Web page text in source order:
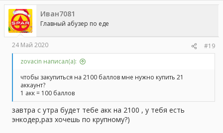
Иван7081
Главный абузер по еде
24 Май 2020
#19
zovacin написал(а):
чтобы закупиться на 2100 баллов мне нужно купить 21
аккаунт?
1 акк = 100 баллов
завтра с утра будет тебе акк на 2100 , у тебя есть
энкодер,раз хочешь по крупному?)